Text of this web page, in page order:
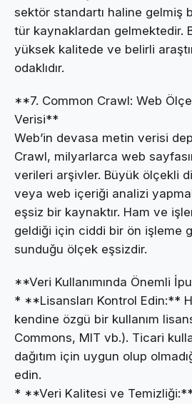
sektör standartı haline gelmiş
tür kaynaklardan gelmektedir.
yüksek kalitede ve belirli
odaklıdır.
**7. Common Crawl: Web
Verisi**
Web’in devasa metin verisi
Crawl, milyarlarca web
verileri arşivler. Büyük ölçekli
veya web içeriği analizi
eşsiz bir kaynaktır. Ham ve
geldiği için ciddi bir ön işleme
sunduğu ölçek eşsizdir.
**Veri Kullanımında Önemli
* **Lisansları Kontrol Edin:**
kendine özgü bir kullanım
Commons, MIT vb.). Ticari
dağıtım için uygun olup
edin.
* **Veri Kalitesi ve